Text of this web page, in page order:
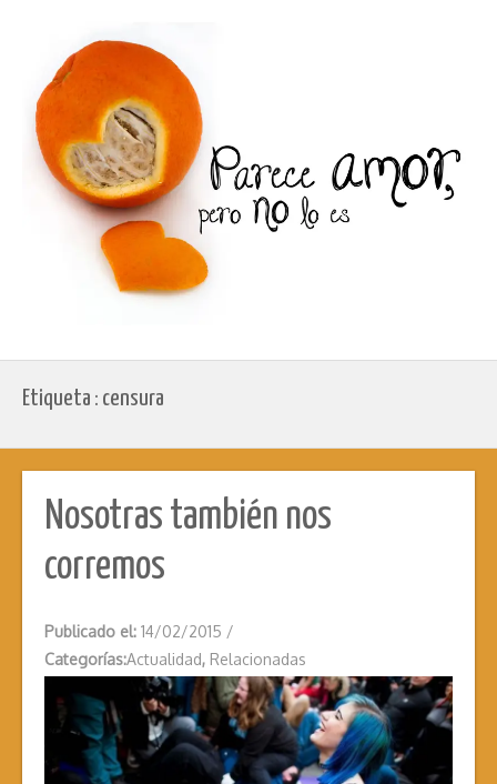
Etiqueta : censura
Nosotras también nos
corremos
Publicado el: 14/02/2015 /
Categorías:Actualidad, Relacionadas